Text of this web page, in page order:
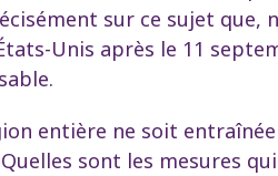
sur ce sujet
Unis après le 11
entière ne soit
Quelles sont les mesures